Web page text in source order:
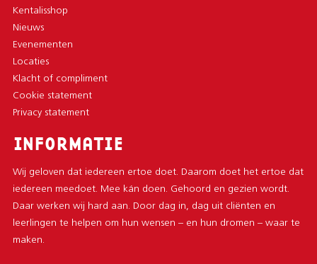
Kentalisshop
Nieuws
Evenementen
Locaties
Klacht of compliment
Cookie statement
Privacy statement
INFORMATIE
Wij geloven dat iedereen ertoe doet. Daarom doet het ertoe dat
iedereen meedoet. Mee kán doen. Gehoord en gezien wordt.
Daar werken wij hard aan. Door dag in, dag uit cliënten en
leerlingen te helpen om hun wensen – en hun dromen – waar te
maken.